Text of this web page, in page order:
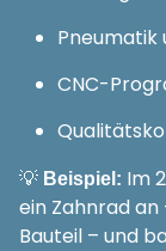
Pneumatik
CNC-
💡 Beispiel: Im
ein Zahnrad
Bauteil – und